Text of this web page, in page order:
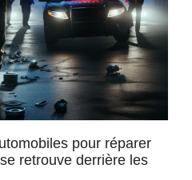
pour réparer
retrouve derrière les